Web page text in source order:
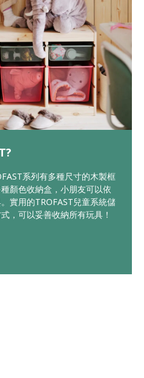
系列有多種尺寸的木製框
顏色收納盒，小朋友可以依
實用的TROFAST兒童系統儲
，可以妥善收納所有玩具！